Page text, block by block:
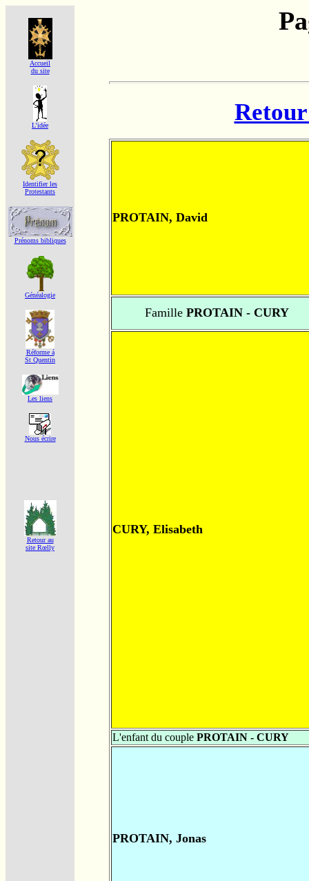
Accueil
du site
L'idée
Identifier les
Protestants
Prénoms bibliques
Généalogie
Réforme á
St Quentin
Les liens
Nous écrire
Retour au
site Rœlly
PROTAIN, David
Famille PROTAIN - CURY
CURY, Elisabeth
L'enfant du couple PROTAIN - CURY
PROTAIN, Jonas